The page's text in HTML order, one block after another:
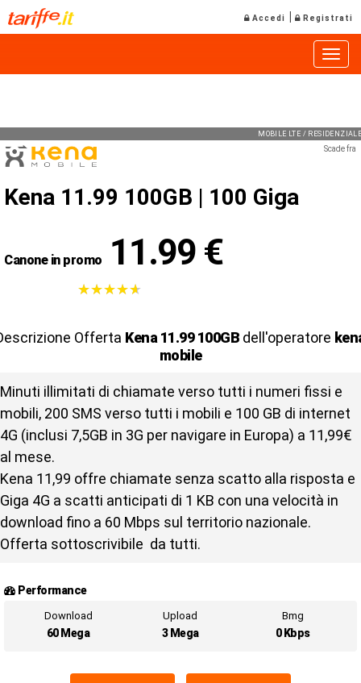
Accedi | Registrati
MOBILE LTE /
Scade fra
Kena 11.99 100GB | 100 Giga
Canone in promo 11.99 €
★★★★★
★★★★★
Offerta Kena 11.99 100GB dell'operatore
mobile
Minuti illimitati di chiamate verso tutti i numeri fissi e
mobili, 200 SMS verso tutti i mobili e 100 GB di internet
4G (inclusi 7,5GB in 3G per navigare in Europa) a 11,99€
al mese.
Kena 11,99 offre chiamate senza scatto alla risposta e
Giga 4G a scatti anticipati di 1 KB con una velocità in
download fino a 60 Mbps sul territorio nazionale.
Offerta sottoscrivibile da tutti.
Performance
Download
60 Mega
Upload
3 Mega
Bmg
0 Kbps